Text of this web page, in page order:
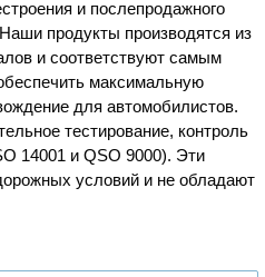
и послепродажного
продукты производятся из
и соответствуют самым
максимальную
для автомобилистов.
тестирование, контроль
14001 и QSO 9000). Эти
условий и не обладают